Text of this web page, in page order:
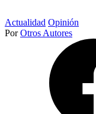
Actualidad Opinión
PorOtros Autores